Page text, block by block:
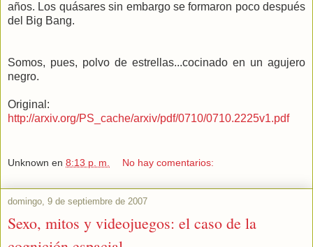
años. Los quásares sin embargo se formaron poco después
del Big Bang.
Somos, pues, polvo de estrellas...cocinado en un agujero
negro.
Original:
http://arxiv.org/PS_cache/arxiv/pdf/0710/0710.2225v1.pdf
Unknown en 8:13 p. m. No hay comentarios:
domingo, 9 de septiembre de 2007
Sexo, mitos y videojuegos: el caso de la